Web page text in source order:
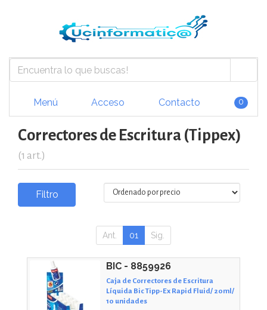
Menú Acceso Contacto 0
Correctores de Escritura (Tippex)
(1 art.)
Filtro
Ant. 01 Sig.
BIC - 8859926
Caja de Correctores de Escritura
Líquida Bic Tipp-Ex Rapid Fluid/ 20ml/
10 unidades